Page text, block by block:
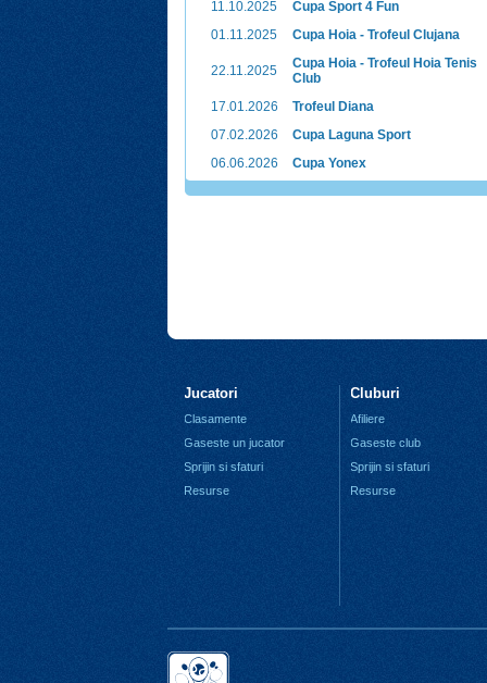
11.10.2025
Cupa Sport 4 Fun
01.11.2025
Cupa Hoia - Trofeul Clujana
22.11.2025
Cupa Hoia - Trofeul Hoia Tenis
Club
17.01.2026
Trofeul Diana
07.02.2026
Cupa Laguna Sport
06.06.2026
Cupa Yonex
Jucatori
Clasamente
Gaseste un jucator
Sprijin si sfaturi
Resurse
Cluburi
Afiliere
Gaseste club
Sprijin si sfaturi
Resurse